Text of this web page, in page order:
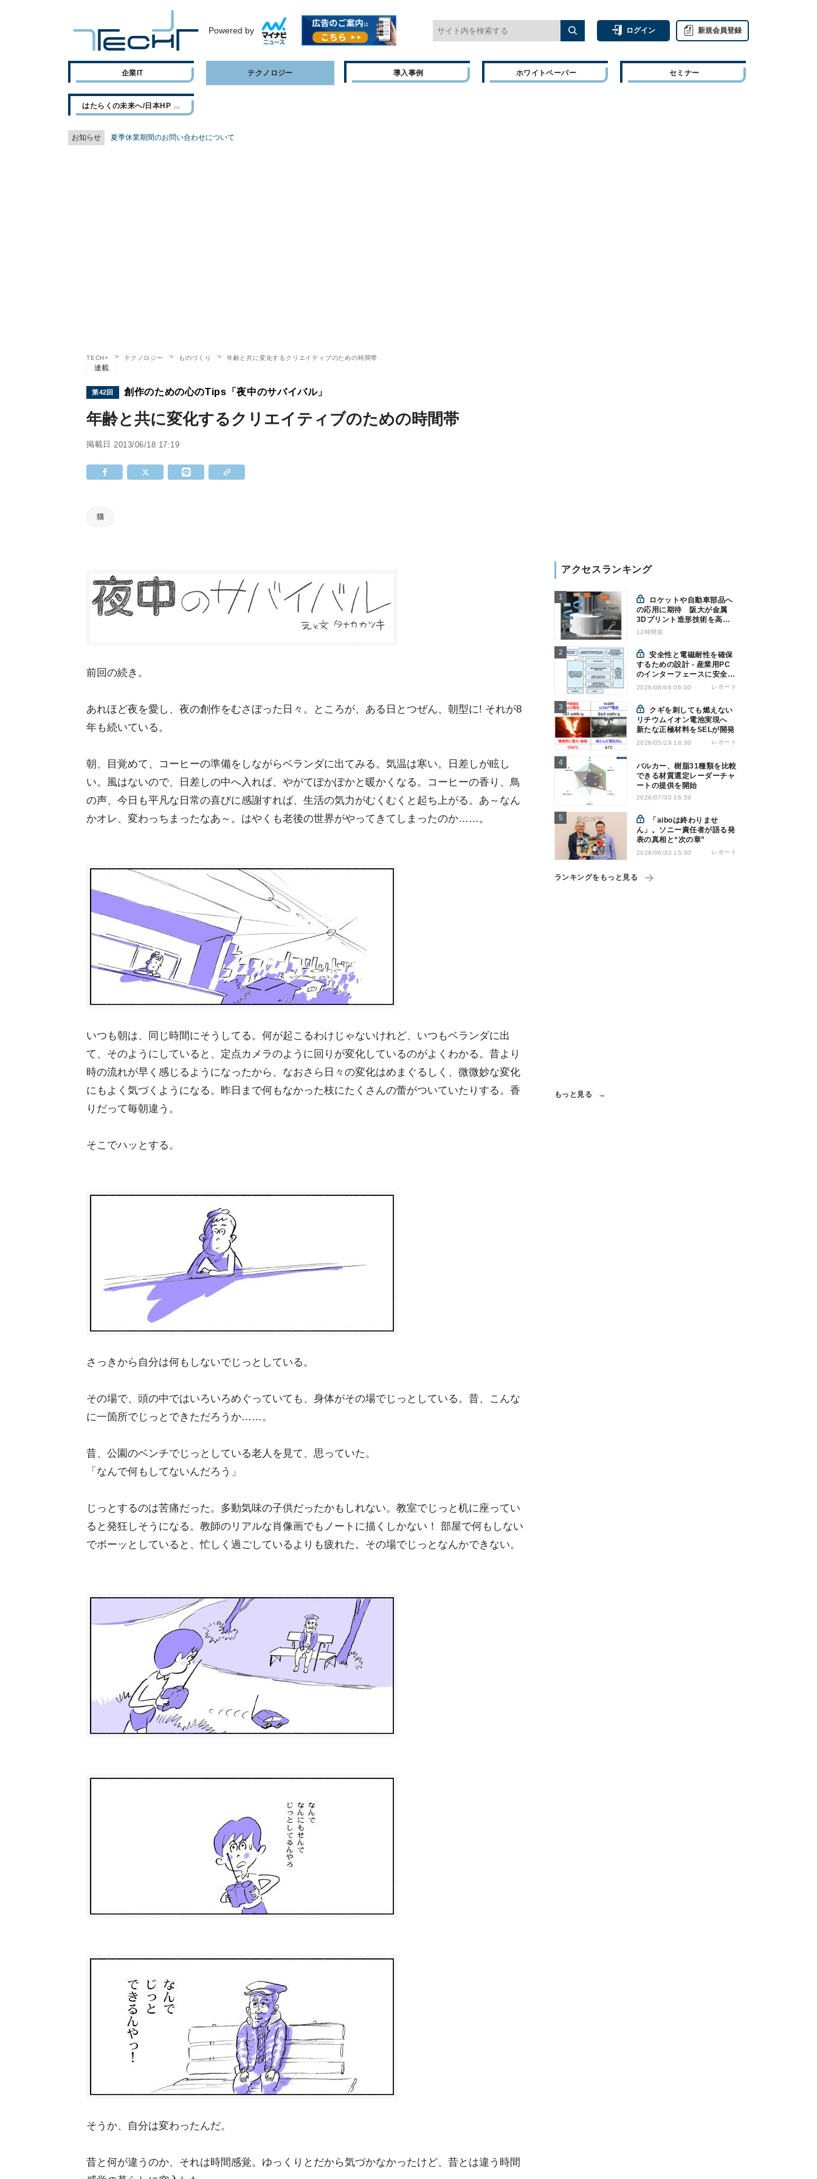
Powered by ログイン 新規会員登録
企業IT テクノロジー 導入事例 ホワイトペーパー セミナー
はたらくの未来へ/日本HP
お知らせ 夏季休業期間のお問い合わせについて
TECH+ テクノロジー ものづくり 年齢と共に変化するクリエイティブのための時間帯
連載
第42回 創作のための心のTips「夜中のサバイバル」
年齢と共に変化するクリエイティブのための時間帯
掲載日 2013/06/18 17:19
猫
前回の続き。
あれほど夜を愛し、夜の創作をむさぼった日々。ところが、ある日とつぜん、朝型に! それが8
年も続いている。
朝、目覚めて、コーヒーの準備をしながらベランダに出てみる。気温は寒い。日差しが眩し
い。風はないので、日差しの中へ入れば、やがてぽかぽかと暖かくなる。コーヒーの香り、鳥
の声、今日も平凡な日常の喜びに感謝すれば、生活の気力がむくむくと起ち上がる。あ～なん
かオレ、変わっちまったなあ～。はやくも老後の世界がやってきてしまったのか……。
いつも朝は、同じ時間にそうしてる。何が起こるわけじゃないけれど、いつもベランダに出
て、そのようにしていると、定点カメラのように回りが変化しているのがよくわかる。昔より
時の流れが早く感じるようになったから、なおさら日々の変化はめまぐるしく、微微妙な変化
にもよく気づくようになる。昨日まで何もなかった枝にたくさんの蕾がついていたりする。香
りだって毎朝違う。
そこでハッとする。
さっきから自分は何もしないでじっとしている。
その場で、頭の中ではいろいろめぐっていても、身体がその場でじっとしている。昔、こんな
に一箇所でじっとできただろうか……。
昔、公園のベンチでじっとしている老人を見て、思っていた。
「なんで何もしてないんだろう」
じっとするのは苦痛だった。多動気味の子供だったかもしれない。教室でじっと机に座ってい
ると発狂しそうになる。教師のリアルな肖像画でもノートに描くしかない！ 部屋で何もしない
でボーッとしていると、忙しく過ごしているよりも疲れた。その場でじっとなんかできない。
そうか、自分は変わったんだ。
昔と何が違うのか、それは時間感覚。ゆっくりとだから気づかなかったけど、昔とは違う時間
アクセスランキング
の応用に期待 阪大が金属
3Dプリント造形技術を高速
化
12時間前
安全性と電磁耐性を確保
するための設計 - 産業用PC
のインターフェースに安全絶
縁を適用する
2026/08/06 06:00 レポート
リチウムイオン電池実現へ
新たな正極材料をSELが開発
2026/05/29 18:30 レポート
バルカー、樹脂31種類を比較
できる材質選定レーダーチャ
ートの提供を開始
2026/07/30 16:59
ん」。ソニー責任者が語る発
表の真相と“次の章”
2026/06/30 15:00 レポート
ランキングをもっと見る
もっと見る